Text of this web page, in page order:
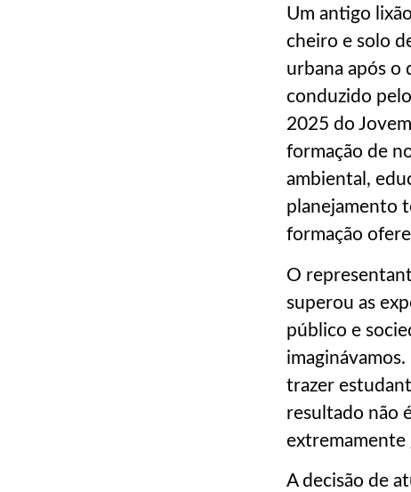
Um antigo
cheiro e solo
urbana após
conduzido
2025 do
formação de
ambiental,
planejamento
formação
O
superou as
público e
trazer
resultado não
extremamente
A decisão de